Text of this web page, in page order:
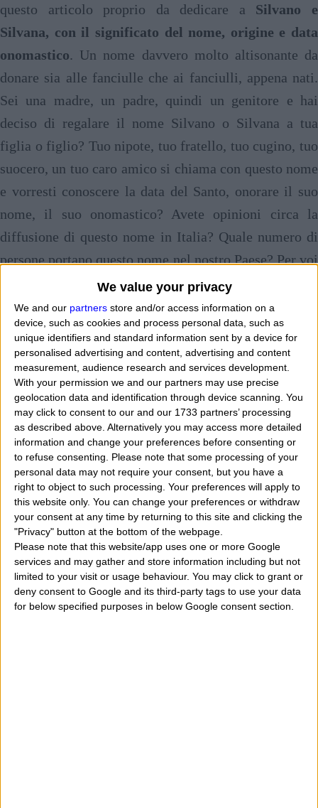
We value your privacy
We and our partners store and/or access information on a
device, such as cookies and process personal data, such as
unique identifiers and standard information sent by a device for
personalised advertising and content, advertising and content
measurement, audience research and services development.
With your permission we and our partners may use precise
geolocation data and identification through device scanning. You
may click to consent to our and our 1733 partners’ processing
as described above. Alternatively you may access more detailed
information and change your preferences before consenting or
to refuse consenting.
Please note that some processing of your
personal data may not require your consent, but you have a
right to object to such processing. Your preferences will apply to
this website only. You can change your preferences or withdraw
your consent at any time by returning to this site and clicking the
"Privacy" button at the bottom of the webpage.
Please note that this website/app uses one or more Google
services and may gather and store information including but not
limited to your visit or usage behaviour. You may click to grant or
deny consent to Google and its third-party tags to use your data
for below specified purposes in below Google consent section.
questo articolo proprio da dedicare a Silvano e
Silvana, con il significato del nome, origine e data
onomastico. Un nome davvero molto altisonante da
donare sia alle fanciulle che ai fanciulli, appena nati.
Sei una madre, un padre, quindi un genitore e hai
deciso di regalare il nome Silvano o Silvana a tua
figlia o figlio? Tuo nipote, tuo fratello, tuo cugino, tuo
suocero, un tuo caro amico si chiama con questo nome
e vorresti conoscere la data del Santo, onorare il suo
nome, il suo onomastico? Avete opinioni circa la
diffusione di questo nome in Italia? Quale numero di
persone portano questo nome nel nostro Paese? Per voi
qual è il senso, l'espressione, il concetto, l'importanza,
l'interesse, il valore, il peso che si nascondono sotto
questo straordinario nome di uomo o di donna? "
chiamo Silvano e sono contento di avere questo nome
dalla mia nascita. I miei genitori mi hanno chiamato
Silvana ma non so con precisione quando devo
festeggiare il mio onomastico e cosa c'è nascosto in
questo nome proprio di persona. In famiglia abbiamo
molti parenti che si chiamano con il nome Silvano o
Silvana e con i vari diminutivi o abbreviazioni. Mi
piacerebbe sapere, conoscere la storia di questo
favoloso nome, la fama, la reputazione, la notorietà e
la popolarità di questo termine sparso nel Mondo
Oggi rispondiamo a tutte queste domande. Chissà
quante celebrità dell'arte, della musica, dello